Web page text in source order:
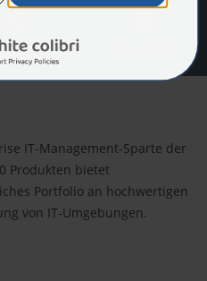
IT-Management-Sparte der
Produkten bietet
Portfolio an hochwertigen
von IT-Umgebungen.